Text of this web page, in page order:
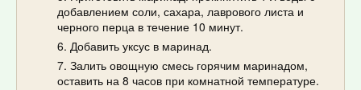
добавлением соли, сахара, лаврового листа и
черного перца в течение 10 минут.
Добавить уксус в маринад.
Залить овощную смесь горячим маринадом,
оставить на 8 часов при комнатной температуре.